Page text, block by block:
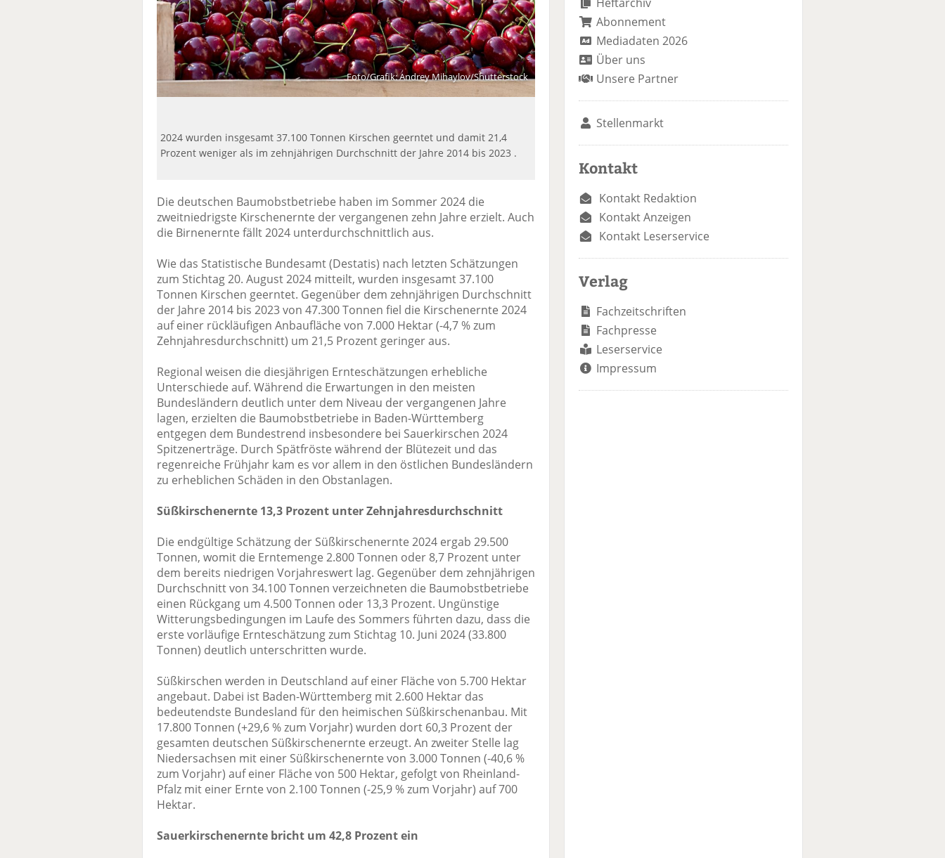
Foto/Grafik: Andrey Mihaylov/Shutterstock
2024 wurden insgesamt 37.100 Tonnen Kirschen geerntet und damit 21,4
Prozent weniger als im zehnjährigen Durchschnitt der Jahre 2014 bis 2023 .
Die deutschen Baumobstbetriebe haben im Sommer 2024 die
zweitniedrigste Kirschenernte der vergangenen zehn Jahre erzielt. Auch
die Birnenernte fällt 2024 unterdurchschnittlich aus.
Wie das Statistische Bundesamt (Destatis) nach letzten Schätzungen
zum Stichtag 20. August 2024 mitteilt, wurden insgesamt 37.100
Tonnen Kirschen geerntet. Gegenüber dem zehnjährigen Durchschnitt
der Jahre 2014 bis 2023 von 47.300 Tonnen fiel die Kirschenernte 2024
auf einer rückläufigen Anbaufläche von 7.000 Hektar (-4,7 % zum
Zehnjahresdurchschnitt) um 21,5 Prozent geringer aus.
Regional weisen die diesjährigen Ernteschätzungen erhebliche
Unterschiede auf. Während die Erwartungen in den meisten
Bundesländern deutlich unter dem Niveau der vergangenen Jahre
lagen, erzielten die Baumobstbetriebe in Baden-Württemberg
entgegen dem Bundestrend insbesondere bei Sauerkirschen 2024
Spitzenerträge. Durch Spätfröste während der Blütezeit und das
regenreiche Frühjahr kam es vor allem in den östlichen Bundesländern
zu erheblichen Schäden in den Obstanlagen.
Süßkirschenernte 13,3 Prozent unter Zehnjahresdurchschnitt
Die endgültige Schätzung der Süßkirschenernte 2024 ergab 29.500
Tonnen, womit die Erntemenge 2.800 Tonnen oder 8,7 Prozent unter
dem bereits niedrigen Vorjahreswert lag. Gegenüber dem zehnjährigen
Durchschnitt von 34.100 Tonnen verzeichneten die Baumobstbetriebe
einen Rückgang um 4.500 Tonnen oder 13,3 Prozent. Ungünstige
Witterungsbedingungen im Laufe des Sommers führten dazu, dass die
erste vorläufige Ernteschätzung zum Stichtag 10. Juni 2024 (33.800
Tonnen) deutlich unterschritten wurde.
Süßkirschen werden in Deutschland auf einer Fläche von 5.700 Hektar
angebaut. Dabei ist Baden-Württemberg mit 2.600 Hektar das
bedeutendste Bundesland für den heimischen Süßkirschenanbau. Mit
17.800 Tonnen (+29,6 % zum Vorjahr) wurden dort 60,3 Prozent der
gesamten deutschen Süßkirschenernte erzeugt. An zweiter Stelle lag
Niedersachsen mit einer Süßkirschenernte von 3.000 Tonnen (-40,6 %
zum Vorjahr) auf einer Fläche von 500 Hektar, gefolgt von Rheinland-
Pfalz mit einer Ernte von 2.100 Tonnen (-25,9 % zum Vorjahr) auf 700
Hektar.
Sauerkirschenernte bricht um 42,8 Prozent ein
Abonnement
Mediadaten 2026
Über uns
Unsere Partner
Stellenmarkt
Kontakt
Kontakt Redaktion
Kontakt Anzeigen
Kontakt Leserservice
Verlag
Fachzeitschriften
Fachpresse
Leserservice
Impressum